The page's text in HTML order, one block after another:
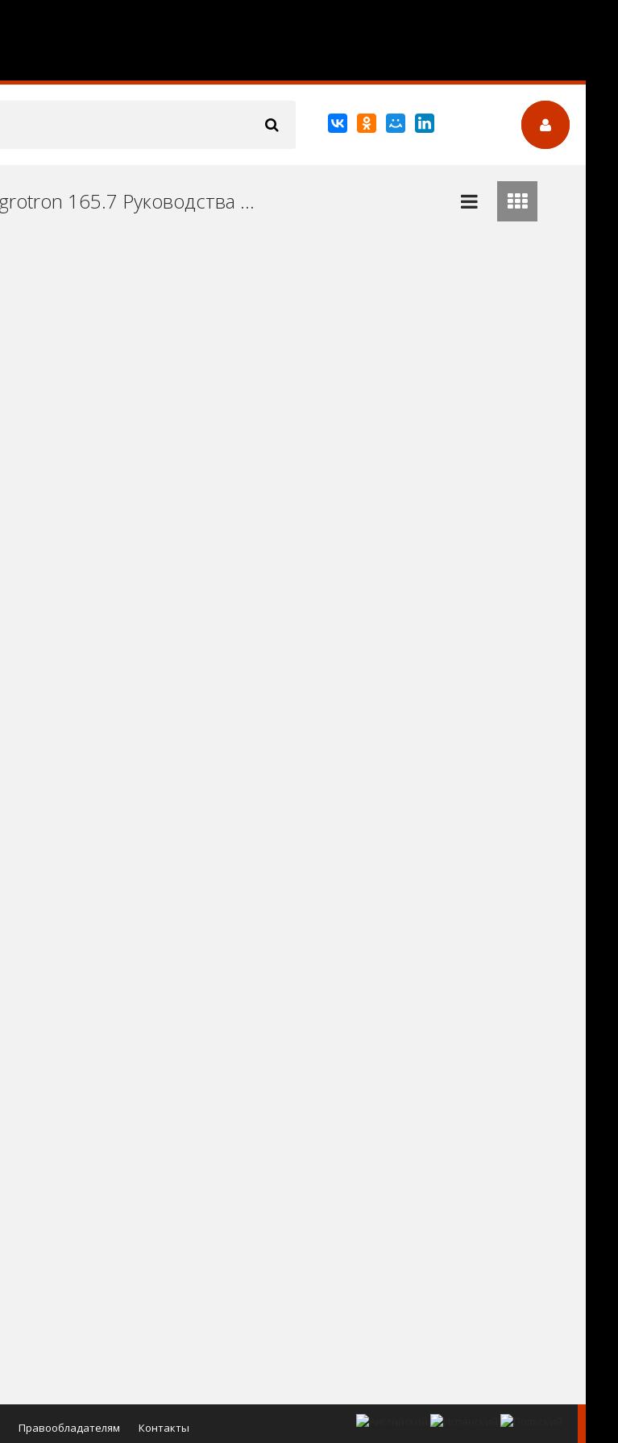
Трактор Deutz-Fahr Agrotron 165.7 Руководства и Инструкции по Ремонту и Эксплуатации Скачать Бесплатно
Правообладателям Контакты